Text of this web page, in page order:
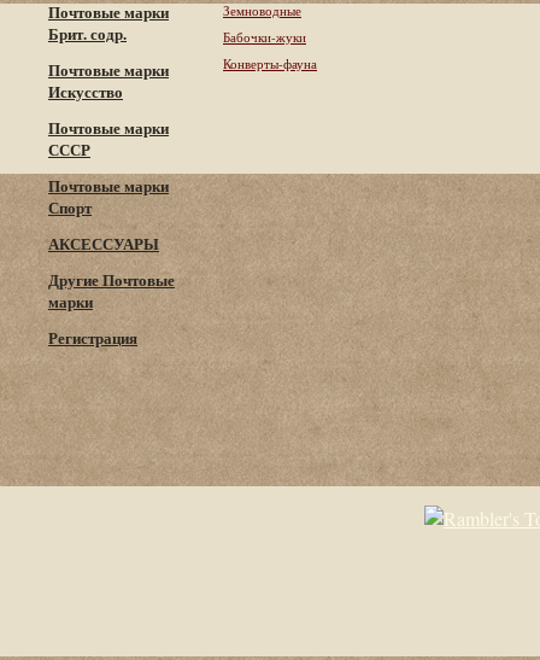
Почтовые марки
Брит. содр.
Почтовые марки
Искусство
Почтовые марки
СССР
Почтовые марки
Спорт
АКСЕССУАРЫ
Другие Почтовые
марки
Регистрация
Земноводные
Бабочки-жуки
Конверты-фауна